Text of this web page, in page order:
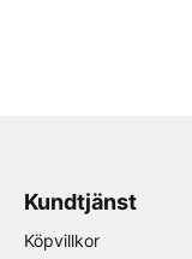
Kundtjänst
Köpvillkor